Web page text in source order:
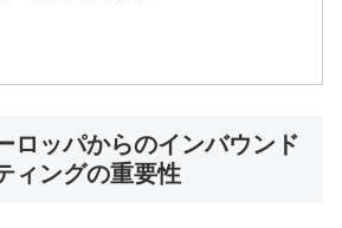
ロッパからのインバウンド
ィングの重要性